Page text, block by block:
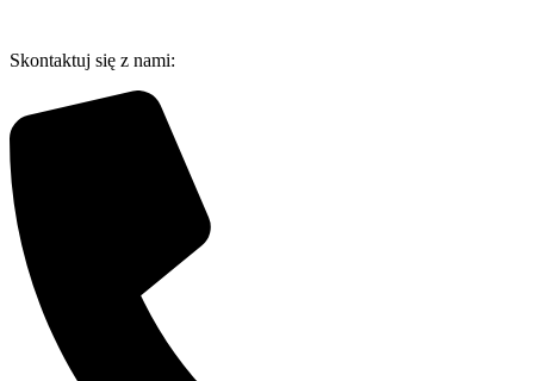
treści
Skontaktuj się z nami: